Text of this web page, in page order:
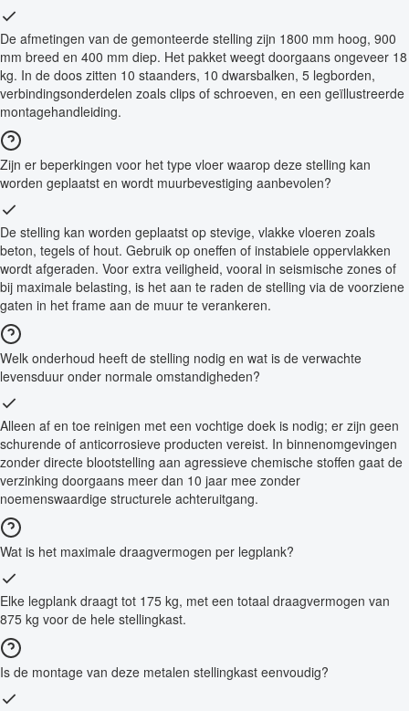
De afmetingen van de gemonteerde stelling zijn 1800 mm hoog, 900
mm breed en 400 mm diep. Het pakket weegt doorgaans ongeveer 18
kg. In de doos zitten 10 staanders, 10 dwarsbalken, 5 legborden,
verbindingsonderdelen zoals clips of schroeven, en een geïllustreerde
montagehandleiding.
Zijn er beperkingen voor het type vloer waarop deze stelling kan
worden geplaatst en wordt muurbevestiging aanbevolen?
De stelling kan worden geplaatst op stevige, vlakke vloeren zoals
beton, tegels of hout. Gebruik op oneffen of instabiele oppervlakken
wordt afgeraden. Voor extra veiligheid, vooral in seismische zones of
bij maximale belasting, is het aan te raden de stelling via de voorziene
gaten in het frame aan de muur te verankeren.
Welk onderhoud heeft de stelling nodig en wat is de verwachte
levensduur onder normale omstandigheden?
Alleen af en toe reinigen met een vochtige doek is nodig; er zijn geen
schurende of anticorrosieve producten vereist. In binnenomgevingen
zonder directe blootstelling aan agressieve chemische stoffen gaat de
verzinking doorgaans meer dan 10 jaar mee zonder
noemenswaardige structurele achteruitgang.
Wat is het maximale draagvermogen per legplank?
Elke legplank draagt tot 175 kg, met een totaal draagvermogen van
875 kg voor de hele stellingkast.
Is de montage van deze metalen stellingkast eenvoudig?